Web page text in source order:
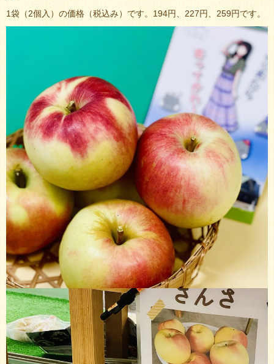
1袋（2個入）の価格（税込み）です。194円、227円、259円です。